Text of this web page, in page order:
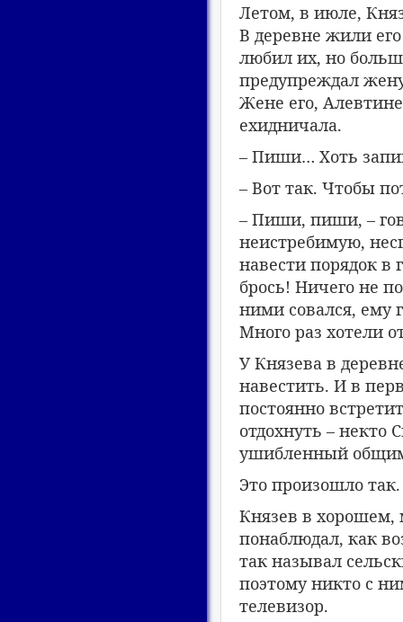
Летом, в июле,
В деревне жили
любил их, но
предупреждал
Жене его,
ехидничала.
– Пиши… Хоть
– Вот так. Чтобы
– Пиши, пиши, –
неистребимую,
навести порядок в
брось! Ничего не
ними совался, ему
Много раз хотели
У Князева в
навестить. И в
постоянно
отдохнуть – некто
ушибленный
Это произошло так.
Князев в хорошем,
понаблюдал, как
так называл
поэтому никто с
телевизор.